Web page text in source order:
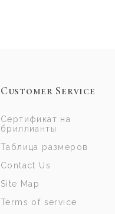
Customer Service
Сертификат на
бриллианты
Таблица размеров
Contact Us
Site Map
Terms of service